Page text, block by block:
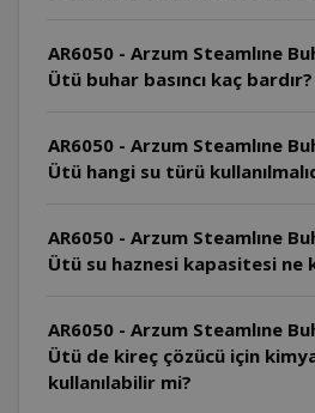
AR6050 - Arzum Steamlıne
Ütü buhar basıncı kaç bardır?
AR6050 - Arzum Steamlıne
Ütü hangi su türü
AR6050 - Arzum Steamlıne
Ütü su haznesi kapasitesi ne
AR6050 - Arzum Steamlıne
Ütü de kireç çözücü için
kullanılabilir mi?